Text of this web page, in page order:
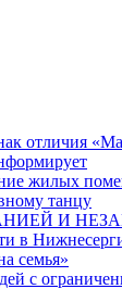
отличия
жилых
танцу
И
в
семья»
с